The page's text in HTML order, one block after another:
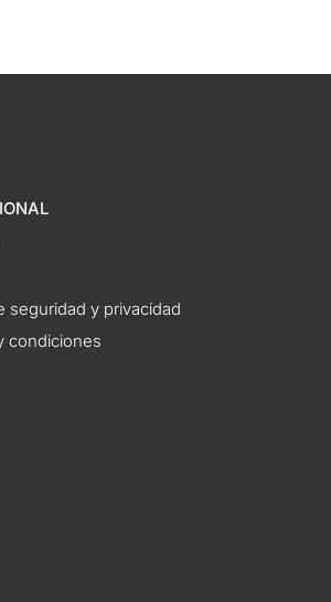
seguridad y privacidad
condiciones